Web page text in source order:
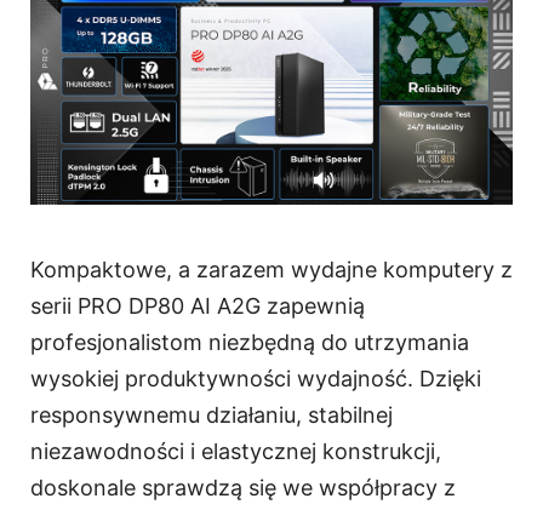
Kompaktowe, a zarazem wydajne komputery z
serii PRO DP80 AI A2G zapewnią
profesjonalistom niezbędną do utrzymania
wysokiej produktywności wydajność. Dzięki
responsywnemu działaniu, stabilnej
niezawodności i elastycznej konstrukcji,
doskonale sprawdzą się we współpracy z